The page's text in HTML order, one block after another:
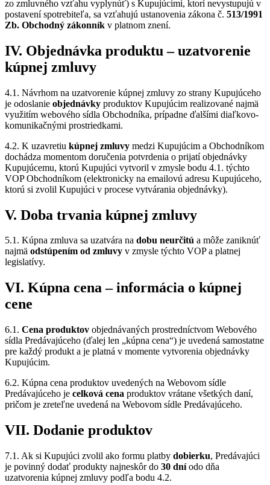
zo zmluvného vzťahu vyplynúť) s Kupujúcimi, ktorí nevystupujú v
postavení spotrebiteľa, sa vzťahujú ustanovenia zákona č. 513/1991
Zb. Obchodný zákonník v platnom znení.
IV. Objednávka produktu – uzatvorenie
kúpnej zmluvy
4.1. Návrhom na uzatvorenie kúpnej zmluvy zo strany Kupujúceho
je odoslanie objednávky produktov Kupujúcim realizované najmä
využitím webového sídla Obchodníka, prípadne ďalšími diaľkovo-
komunikačnými prostriedkami.
4.2. K uzavretiu kúpnej zmluvy medzi Kupujúcim a Obchodníkom
dochádza momentom doručenia potvrdenia o prijatí objednávky
Kupujúcemu, ktorú Kupujúci vytvoril v zmysle bodu 4.1. týchto
VOP Obchodníkom (elektronicky na emailovú adresu Kupujúceho,
ktorú si zvolil Kupujúci v procese vytvárania objednávky).
V. Doba trvania kúpnej zmluvy
5.1. Kúpna zmluva sa uzatvára na dobu neurčitú a môže zaniknúť
najmä odstúpením od zmluvy v zmysle týchto VOP a platnej
legislatívy.
VI. Kúpna cena – informácia o kúpnej
cene
6.1. Cena produktov objednávaných prostredníctvom Webového
sídla Predávajúceho (ďalej len „kúpna cena“) je uvedená samostatne
pre každý produkt a je platná v momente vytvorenia objednávky
Kupujúcim.
6.2. Kúpna cena produktov uvedených na Webovom sídle
Predávajúceho je celková cena produktov vrátane všetkých daní,
pričom je zreteľne uvedená na Webovom sídle Predávajúceho.
VII. Dodanie produktov
7.1. Ak si Kupujúci zvolil ako formu platby dobierku, Predávajúci
je povinný dodať produkty najneskôr do 30 dníodo dňa
uzatvorenia kúpnej zmluvy podľa bodu 4.2.